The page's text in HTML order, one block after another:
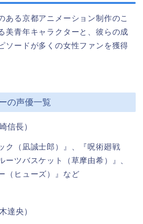
ある京都アニメーション制作のこ
美青年キャラクターと、彼らの成
ソードが多くの女性ファンを獲得
の声優一覧
信長）
ク（凪誠士郎）』、『呪術廻戦
ーツバスケット（草摩由希）』、
（ヒューズ）』など
達央）